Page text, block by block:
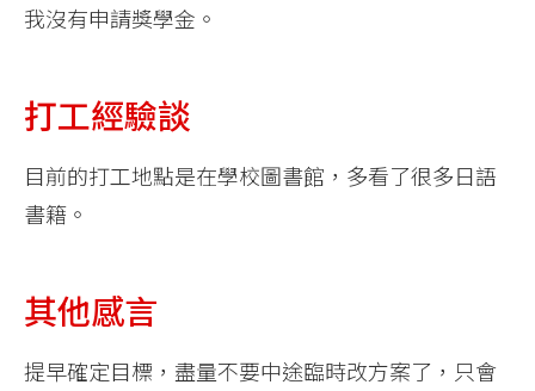
我沒有申請獎學金。
打工經驗談
目前的打工地點是在學校圖書館，多看了很多日語
書籍。
其他感言
提早確定目標，盡量不要中途臨時改方案了，只會